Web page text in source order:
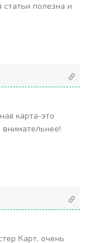
полезна и
карта-это
Карт, очень